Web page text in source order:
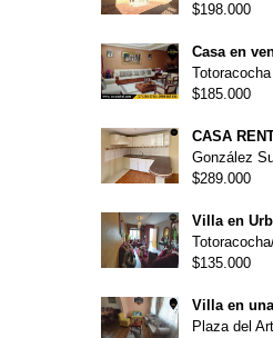
$198.000
Casa en
Totoracocha
$185.000
CASA
González
$289.000
Villa en
$135.000
Villa en
Plaza del